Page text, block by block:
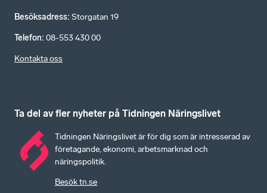
Besöksadress: Storgatan 19
Telefon: 08-553 430 00
Kontakta oss
Ta del av fler nyheter på Tidningen Näringslivet
Tidningen Näringslivet är för dig som är intresserad av
företagande, ekonomi, arbetsmarknad och
näringspolitik.
Besök tn.se